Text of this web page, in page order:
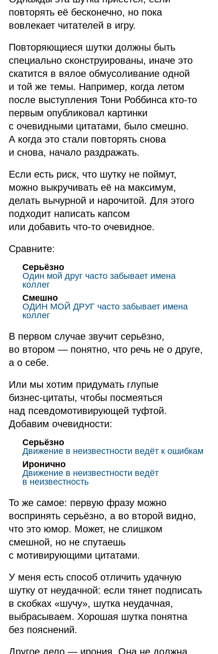
повторять её бесконечно, но пока
вовлекает читателей в игру.
Повторяющиеся шутки должны быть
специально сконструированы, иначе это
скатится в вялое обмусоливание одной
и той же темы. Например, когда летом
после выступления Тони Роббинса кто‑то
первым опубликовал картинки
с очевидными цитатами, было смешно.
А когда это стали повторять снова
и снова, начало раздражать.
Если есть риск, что шутку не поймут,
можно выкручивать её на максимум,
делать вычурной и нарочитой. Для этого
подходит написать капсом
или добавить что‑то очевидное.
Сравните:
Серьёзно
Один мой друг часто забывает имена
коллег
Смешно
ОДИН МОЙ ДРУГ часто забывает имена
коллег
В первом случае звучит серьёзно,
во втором — понятно, что речь не о друге,
а о себе.
Или мы хотим придумать глупые
бизнес‑цитаты, чтобы посмеяться
над псевдомотивирующей туфтой.
Добавим очевидности:
Серьёзно
Движение в неизвестности ведёт к ошибкам
Иронично
Движение в неизвестности ведёт
в неизвестность
То же самое: первую фразу можно
воспринять серьёзно, а во второй видно,
что это юмор. Может, не слишком
смешной, но не спутаешь
с мотивирующими цитатами.
У меня есть способ отличить удачную
шутку от неудачной: если тянет подписать
в скобках «шучу», шутка неудачная,
выбрасываем. Хорошая шутка понятна
без пояснений.
Другое дело — ирония. Она не должна